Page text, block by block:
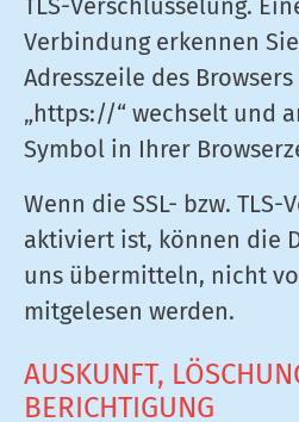
TLS-Verschlüsselung.
Verbindung erkennen
Adresszeile des
„https://“ wechselt und
Symbol in Ihrer
Wenn die SSL- bzw. TLS-
aktiviert ist, können die
uns übermitteln, nicht
mitgelesen werden.
AUSKUNFT,
BERICHTIGUNG